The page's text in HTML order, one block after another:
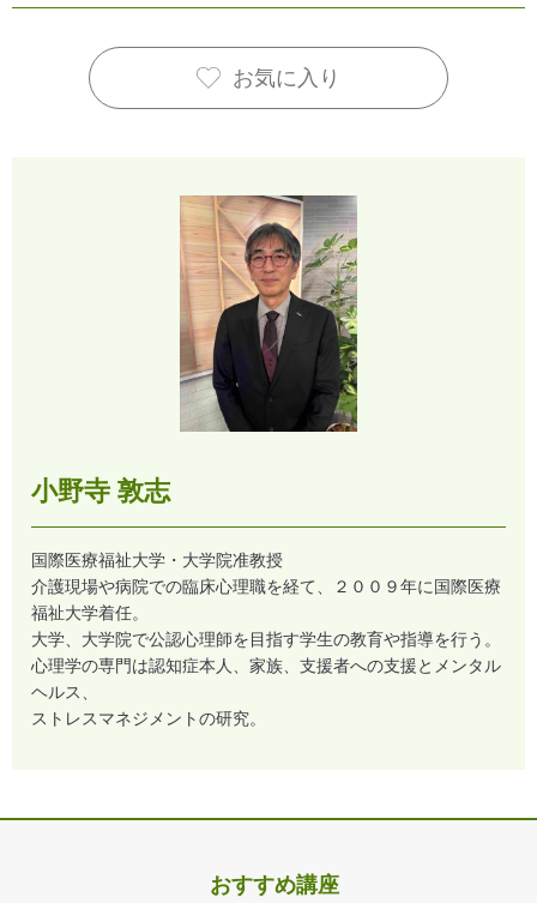
お気に入り
小野寺 敦志
国際医療福祉大学・大学院准教授
介護現場や病院での臨床心理職を経て、２００９年に国際医療
福祉大学着任。
大学、大学院で公認心理師を目指す学生の教育や指導を行う。
心理学の専門は認知症本人、家族、支援者への支援とメンタル
ヘルス、
ストレスマネジメントの研究。
おすすめ講座